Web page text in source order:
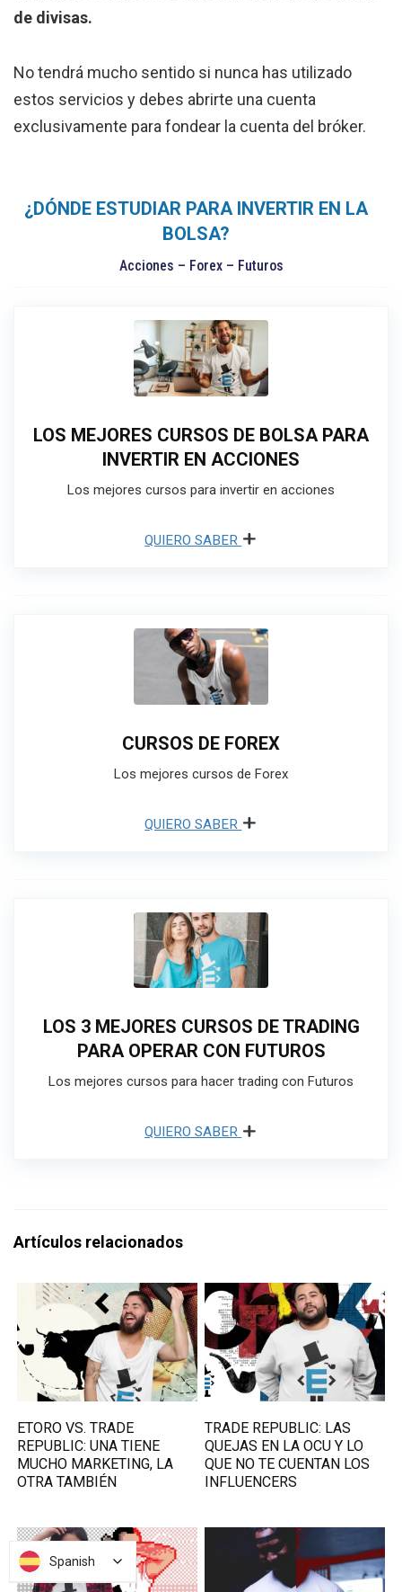
de divisas.
No tendrá mucho sentido si nunca has utilizado
estos servicios y debes abrirte una cuenta
exclusivamente para fondear la cuenta del bróker.
¿DÓNDE ESTUDIAR PARA INVERTIR EN LA
BOLSA?
Acciones – Forex – Futuros
LOS MEJORES CURSOS DE BOLSA PARA
INVERTIR EN ACCIONES
Los mejores cursos para invertir en acciones
QUIERO SABER
CURSOS DE FOREX
Los mejores cursos de Forex
QUIERO SABER
LOS 3 MEJORES CURSOS DE TRADING
PARA OPERAR CON FUTUROS
Los mejores cursos para hacer trading con Futuros
QUIERO SABER
Artículos relacionados
ETORO VS. TRADE
REPUBLIC: UNA TIENE
MUCHO MARKETING, LA
OTRA TAMBIÉN
TRADE REPUBLIC: LAS
QUEJAS EN LA OCU Y LO
QUE NO TE CUENTAN LOS
INFLUENCERS
Spanish
Spanish